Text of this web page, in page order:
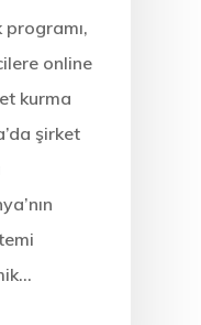
programı,
online
kurma
şirket